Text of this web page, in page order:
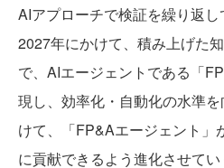
AIアプローチで検証を繰り返
2027年にかけて、積み上げた
で、AIエージェントである「
現し、効率化・自動化の水準
けて、「FP&Aエージェント」
に貢献できるよう進化させてい